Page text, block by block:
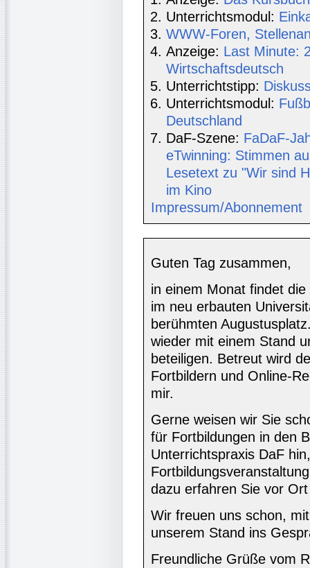
Unterrichtsmodul:
WWW-Foren,
Anzeige: Last Minute:
Wirtschaftsdeutsch
Unterrichtstipp:
Unterrichtsmodul:
Deutschland
DaF-Szene: FaDaF-
eTwinning: Stimmen
Lesetext zu "Wir sind
im Kino
Impressum/Abonnement
Guten Tag zusammen,
in einem Monat findet
im neu erbauten
berühmten
wieder mit einem Stand
beteiligen. Betreut wird
Fortbildern und Online-
mir.
Gerne weisen wir Sie
für Fortbildungen in den
Unterrichtspraxis DaF
dazu erfahren Sie vor
Wir freuen uns schon,
unserem Stand ins
Freundliche Grüße vom